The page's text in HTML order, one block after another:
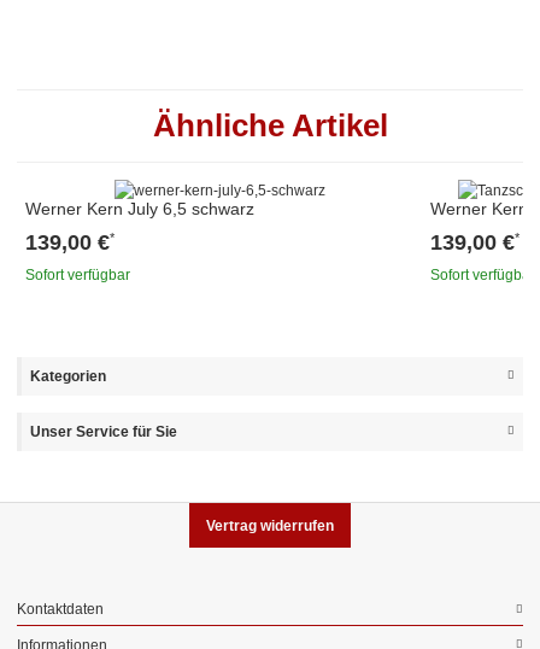
Ähnliche Artikel
Werner Kern July 6,5 schwarz
139,00 €*
Sofort verfügbar
Werner Kern
139,00 €*
Sofort verfügbar
Kategorien
Unser Service für Sie
Vertrag widerrufen
Kontaktdaten
Informationen